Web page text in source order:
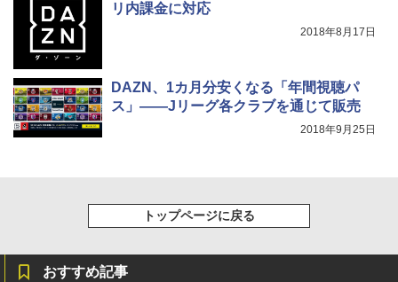
リ内課金に対応
2018年8月17日
DAZN、1カ月分安くなる「年間視聴パ
ス」――Jリーグ各クラブを通じて販売
2018年9月25日
トップページに戻る
おすすめ記事